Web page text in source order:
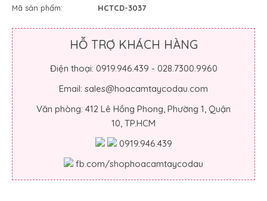
Mã sản phẩm: HCTCD-3037
HỖ TRỢ KHÁCH HÀNG
Điện thoại: 0919.946.439 - 028.7300.9960
Email: sales@hoacamtaycodau.com
Văn phòng: 412 Lê Hồng Phong, Phường 1, Quận
10, TP.HCM
0919.946.439
fb.com/shophoacamtaycodau